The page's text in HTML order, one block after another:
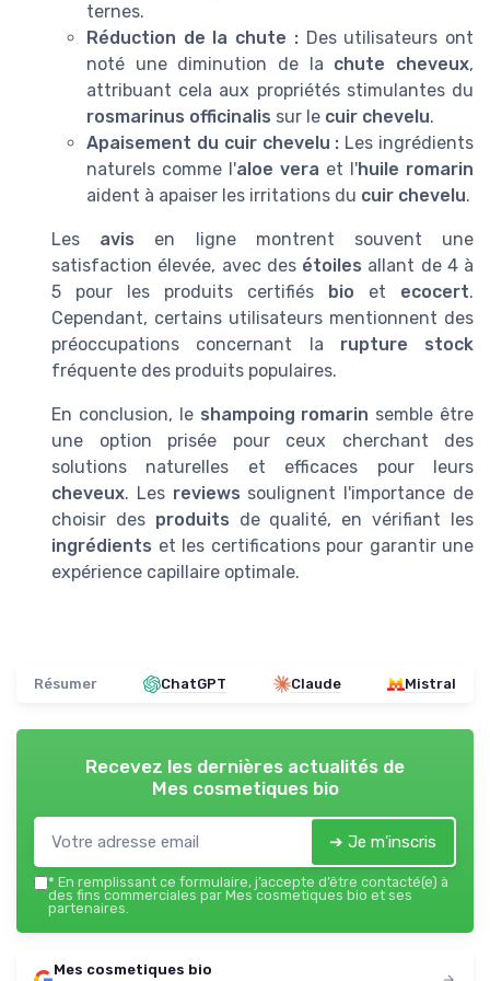
ternes.
Réduction de la chute :Des utilisateurs ont
noté une diminution de la chute cheveux,
attribuant cela aux propriétés stimulantes du
rosmarinus officinalis sur le cuir chevelu.
Apaisement du cuir chevelu : Les ingrédients
naturels comme l'aloe vera et l'huile romarin
aident à apaiser les irritations du cuir chevelu.
Les avis en ligne montrent souvent une
satisfaction élevée, avec des étoiles allant de 4 à
5 pour les produits certifiés
bio et ecocert.
Cependant, certains utilisateurs mentionnent des
préoccupations concernant la rupture stock
fréquente des produits populaires.
En conclusion, le shampoing romarin semble être
une option prisée pour ceux cherchant des
solutions naturelles et efficaces pour leurs
cheveux. Les reviews soulignent l'importance de
choisir des produits de qualité, en vérifiant les
ingrédients et les certifications pour garantir une
expérience capillaire optimale.
Résumer ChatGPT Claude Mistral
Recevez les dernières actualités de
Mes cosmetiques bio
➔ Je m'inscris
* En remplissant ce formulaire, j’accepte d’être contacté(e) à
des fins commerciales par Mes cosmetiques bio et ses
partenaires.
Mes cosmetiques bio